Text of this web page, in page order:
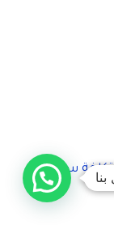
تكلفة سقفك